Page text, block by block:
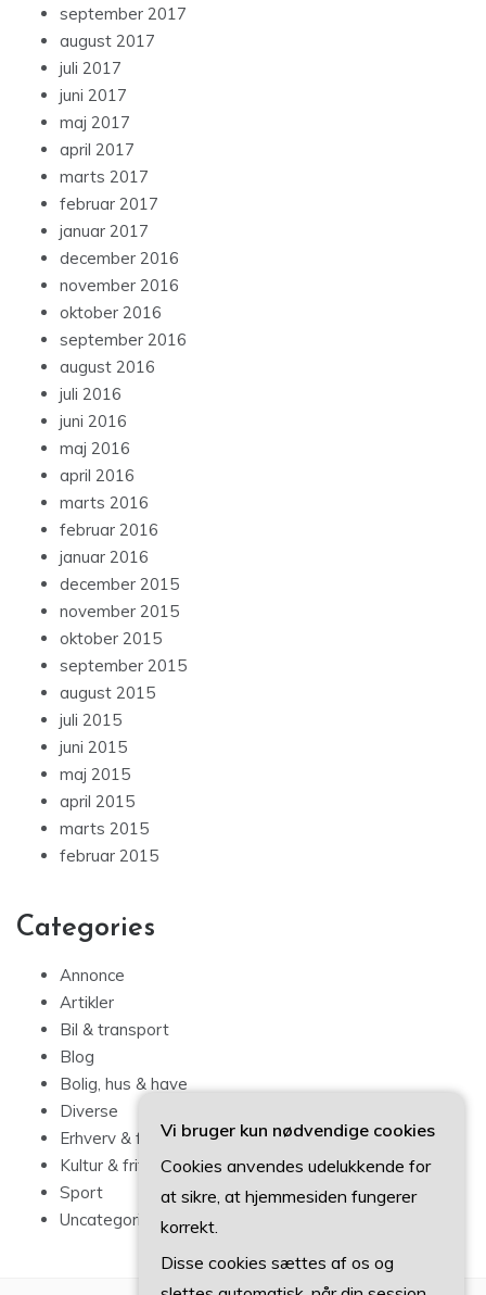
september 2017
august 2017
juli 2017
juni 2017
maj 2017
april 2017
marts 2017
februar 2017
januar 2017
december 2016
november 2016
oktober 2016
september 2016
august 2016
juli 2016
juni 2016
maj 2016
april 2016
marts 2016
februar 2016
januar 2016
december 2015
november 2015
oktober 2015
september 2015
august 2015
juli 2015
juni 2015
maj 2015
april 2015
marts 2015
februar 2015
Categories
Annonce
Artikler
Bil & transport
Blog
Bolig, hus & have
Diverse
Erhverv & forbrug
Kultur & fritid
Sport
Uncategorized
Vi bruger kun nødvendige cookies
Cookies anvendes udelukkende for
at sikre, at hjemmesiden fungerer
korrekt.
Disse cookies sættes af os og